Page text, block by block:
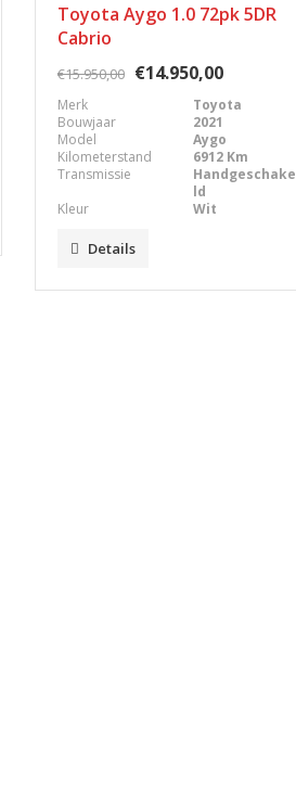
Toyota Aygo 1.0 72pk 5DR
Cabrio
€15.950,00 €14.950,00
Merk
Toyota
Bouwjaar
2021
Model
Aygo
Kilometerstand
6912 Km
Transmissie
Handgeschake
ld
Kleur
Wit
Details